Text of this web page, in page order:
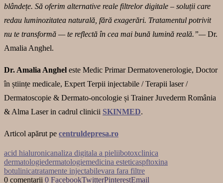
blândețe. Să oferim alternative reale filtrelor digitale – soluții care
redau luminozitatea naturală, fără exagerări. Tratamentul potrivit
nu te transformă — te reflectă în cea mai bună lumină reală.”—Dr.
Amalia Anghel.
Dr. Amalia Anghel este Medic Primar Dermatovenerologie, Doctor
în științe medicale, Expert Terpii injectabile / Terapii laser /
Dermatoscopie & Dermato-oncologie și Trainer Juvederm România
& Alma Laser in cadrul clinicii SKINMED.
Articol apărut pe centruldepresa.ro
acid hialuronicanaliza digitala a pieliibotoxclinica
dermatologiedermatologiemedicina esteticaspftoxina
botulinicatratamente injectabilevara fara filtre
0 comentarii 0 FacebookTwitterPinterestEmail